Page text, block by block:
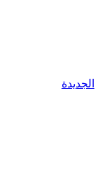
الجديدة